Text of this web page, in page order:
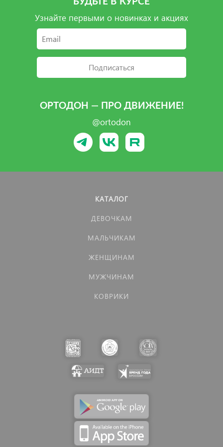
Узнайте первыми о новинках и акциях
Подписаться
ОРТОДОН — ПРО ДВИЖЕНИЕ!
@ortodon
КАТАЛОГ
ДЕВОЧКАМ
МАЛЬЧИКАМ
ЖЕНЩИНАМ
МУЖЧИНАМ
КОВРИКИ